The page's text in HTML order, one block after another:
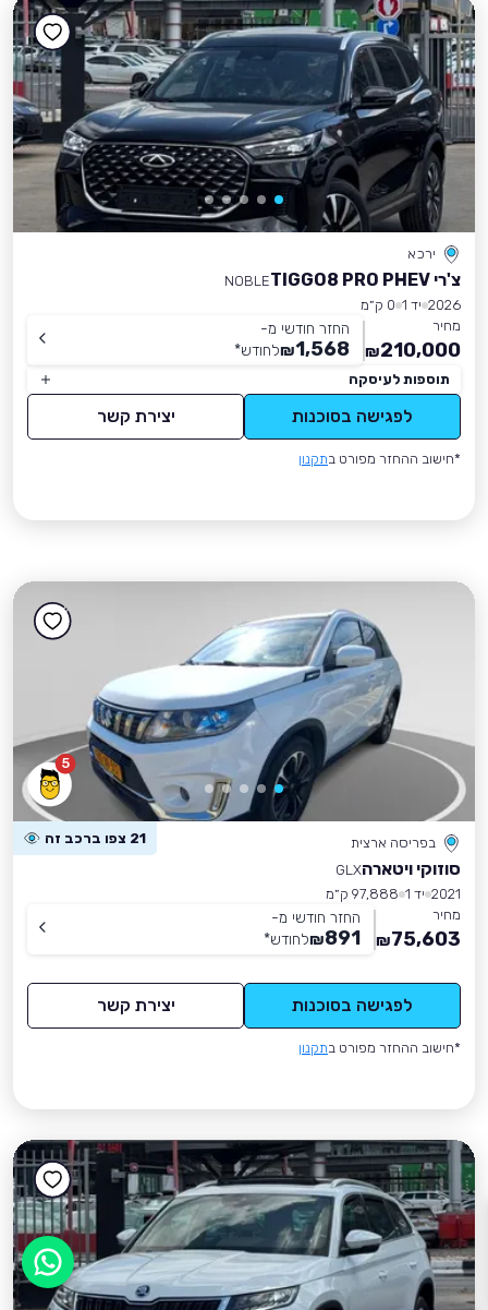
ירכא
צ'רי TIGGO8 PRO PHEV
NOBLE
2026 יד 1
0 ק״מ
מחיר
210,000
₪
החזר חודשי מ-
1,568
₪לחודש*
תוספות לעיסקה
לפגישה בסוכנות יצירת קשר
*חישוב ההחזר מפורט בתקנון
5
בפריסה ארצית 21 צפו ברכב זה
סוזוקי ויטארהGLX
2021 יד 1
97,888 ק״מ
מחיר
75,603
₪
החזר חודשי מ-
891
₪לחודש*
לפגישה בסוכנות יצירת קשר
*חישוב ההחזר מפורט בתקנון
אפשר לעזור?